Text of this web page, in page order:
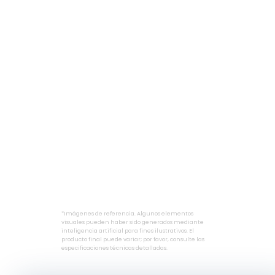
*Imágenes de referencia. Algunos elementos
visuales pueden haber sido generados mediante
inteligencia artificial para fines ilustrativos. El
producto final puede variar; por favor, consulte las
especificaciones técnicas detalladas.